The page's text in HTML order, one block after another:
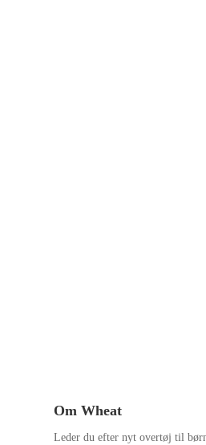
Om Wheat
Leder du efter nyt overtøj til